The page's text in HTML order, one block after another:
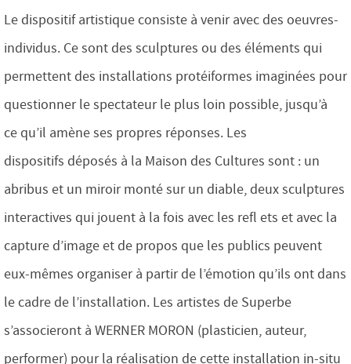
Le dispositif artistique consiste à venir avec des oeuvres-
individus. Ce sont des sculptures ou des éléments qui
permettent des installations protéiformes imaginées pour
questionner le spectateur le plus loin possible, jusqu’à
ce qu’il amène ses propres réponses. Les
dispositifs déposés à la Maison des Cultures sont : un
abribus et un miroir monté sur un diable, deux sculptures
interactives qui jouent à la fois avec les refl ets et avec la
capture d’image et de propos que les publics peuvent
eux-mêmes organiser à partir de l’émotion qu’ils ont dans
le cadre de l’installation. Les artistes de Superbe
s’associeront à WERNER MORON (plasticien, auteur,
performer) pour la réalisation de cette installation in-situ